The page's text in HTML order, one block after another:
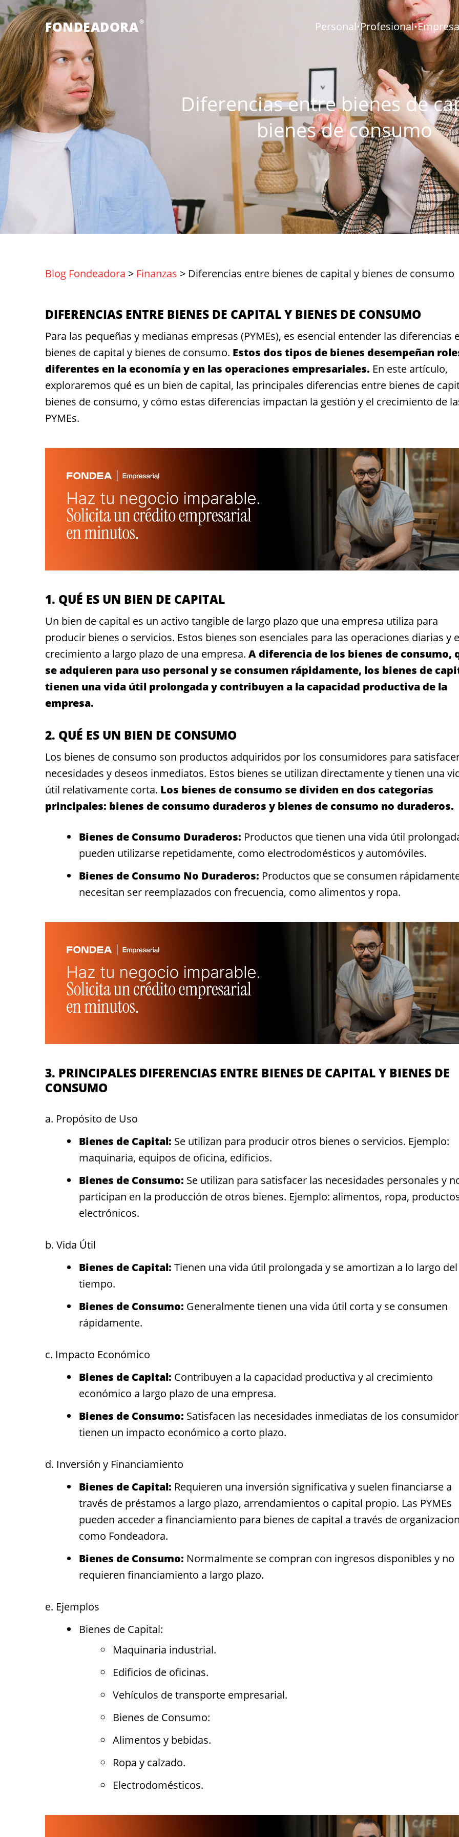
FONDEADORA® Personal•Profesional•
Diferencias entre bienes de
bienes de consumo
Blog Fondeadora > Finanzas > Diferencias entre bienes de capital y bienes de consumo
DIFERENCIAS ENTRE BIENES DE CAPITAL Y BIENES DE CONSUMO
Para las pequeñas y medianas empresas (PYMEs), es esencial entender las diferencias
bienes de capital y bienes de consumo. Estos dos tipos de bienes desempeñan
diferentes en la economía y en las operaciones empresariales. En este artículo,
exploraremos qué es un bien de capital, las principales diferencias entre bienes de
bienes de consumo, y cómo estas diferencias impactan la gestión y el crecimiento de
PYMEs.
1. QUÉ ES UN BIEN DE CAPITAL
Un bien de capital es un activo tangible de largo plazo que una empresa utiliza para
producir bienes o servicios. Estos bienes son esenciales para las operaciones diarias y
crecimiento a largo plazo de una empresa. A diferencia de los bienes de consumo,
se adquieren para uso personal y se consumen rápidamente, los bienes de
tienen una vida útil prolongada y contribuyen a la capacidad productiva de la
empresa.
2. QUÉ ES UN BIEN DE CONSUMO
Los bienes de consumo son productos adquiridos por los consumidores para
necesidades y deseos inmediatos. Estos bienes se utilizan directamente y tienen una
útil relativamente corta. Los bienes de consumo se dividen en dos categorías
principales: bienes de consumo duraderos y bienes de consumo no duraderos.
Bienes de Consumo Duraderos: Productos que tienen una vida útil
pueden utilizarse repetidamente, como electrodomésticos y automóviles.
Bienes de Consumo No Duraderos: Productos que se consumen
necesitan ser reemplazados con frecuencia, como alimentos y ropa.
3. PRINCIPALES DIFERENCIAS ENTRE BIENES DE CAPITAL Y BIENES DE
CONSUMO
a. Propósito de Uso
Bienes de Capital: Se utilizan para producir otros bienes o servicios. Ejemplo:
maquinaria, equipos de oficina, edificios.
Bienes de Consumo: Se utilizan para satisfacer las necesidades personales y
participan en la producción de otros bienes. Ejemplo: alimentos, ropa,
electrónicos.
b. Vida Útil
Bienes de Capital: Tienen una vida útil prolongada y se amortizan a lo largo del
tiempo.
Bienes de Consumo: Generalmente tienen una vida útil corta y se consumen
rápidamente.
c. Impacto Económico
Bienes de Capital: Contribuyen a la capacidad productiva y al crecimiento
económico a largo plazo de una empresa.
Bienes de Consumo: Satisfacen las necesidades inmediatas de los
tienen un impacto económico a corto plazo.
d. Inversión y Financiamiento
Bienes de Capital: Requieren una inversión significativa y suelen financiarse a
través de préstamos a largo plazo, arrendamientos o capital propio. Las PYMEs
pueden acceder a financiamiento para bienes de capital a través de
como Fondeadora.
Bienes de Consumo: Normalmente se compran con ingresos disponibles y no
requieren financiamiento a largo plazo.
e. Ejemplos
Bienes de Capital:
Maquinaria industrial.
Edificios de oficinas.
Vehículos de transporte empresarial.
Bienes de Consumo:
Alimentos y bebidas.
Ropa y calzado.
Electrodomésticos.